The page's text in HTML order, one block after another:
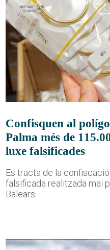
Confisquen al
Palma més de
luxe falsificades
Es tracta de la
falsificada realitzada mai
Balears